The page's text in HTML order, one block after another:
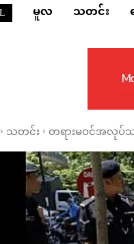
မူလ သတင်း
သတင်း တရားမဝင်အလုပ်သ